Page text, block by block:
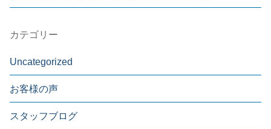
カテゴリー
Uncategorized
お客様の声
スタッフブログ